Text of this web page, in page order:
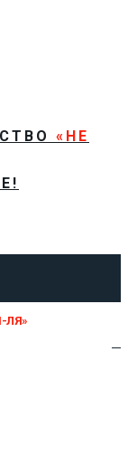
«НЕ
ЛЯ»